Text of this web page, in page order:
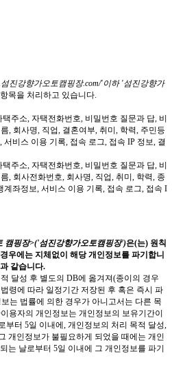
진강향가오토캠핑장.com/'이하 '섬진강향가
목을 처리하고 있습니다.
주소, 자택전화번호, 비밀번호 질문과 답, 비
, 회사명, 직업, 결혼여부, 취미, 학력, 주민등
비스 이용 기록, 접속 로그, 접속 IP 정보, 결
주소, 자택전화번호, 비밀번호 질문과 답, 비
, 회사전화번호, 회사명, 직업, 취미, 학력, 종
좌정보, 서비스 이용 기록, 접속 로그, 접속 I
캠핑장>('섬진강향가오토캠핑장')은(는) 원칙
우에는 지체없이 해당 개인정보를 파기합니
같습니다.
달성 후 별도의 DB에 옮겨져(종이의 경우
령에 따라 일정기간 저장된 후 혹은 즉시 파
는 법률에 의한 경우가 아니고서는 다른 목
용자의 개인정보는 개인정보의 보유기간이
부터 5일 이내에, 개인정보의 처리 목적 달성,
개인정보가 불필요하게 되었을 때에는 개인
는 날로부터 5일 이내에 그 개인정보를 파기